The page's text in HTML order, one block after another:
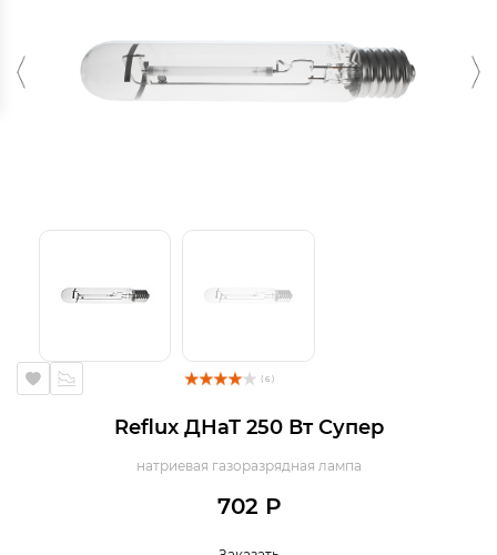
( 6 )
Reflux ДНаТ 250 Вт Супер
натриевая газоразрядная лампа
702 Р